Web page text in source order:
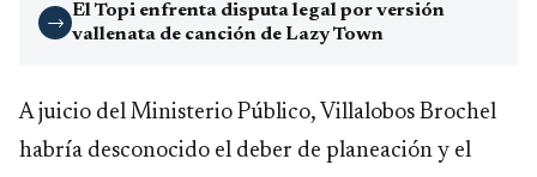
→
El Topi enfrenta disputa legal por versión
vallenata de canción de Lazy Town
A juicio del Ministerio Público, Villalobos Brochel
habría desconocido el deber de planeación y el